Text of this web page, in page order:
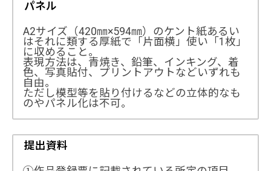
パネル
A2サイズ（420㎜×594㎜）のケント紙あるい
はそれに類する厚紙で「片面横」使い「1枚」
に収めること。
表現方法は、青焼き、鉛筆、インキング、着
色、写真貼付、プリントアウトなどいずれも
自由。
ただし模型等を貼り付けるなどの立体的なも
のやパネル化は不可。
提出資料